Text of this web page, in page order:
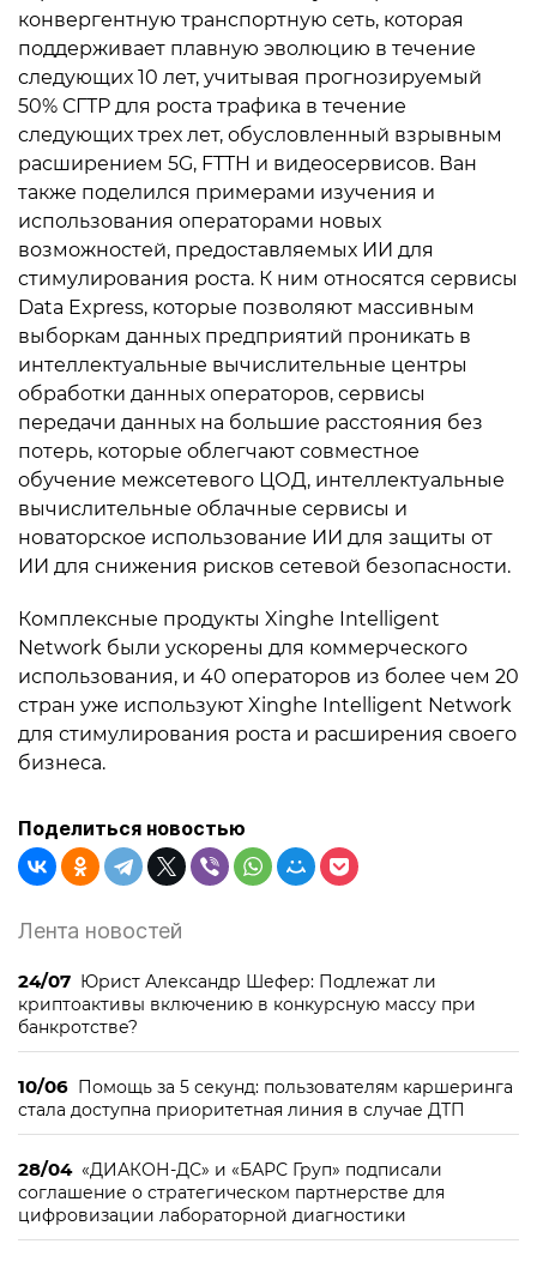
конвергентную транспортную сеть, которая
поддерживает плавную эволюцию в течение
следующих 10 лет, учитывая прогнозируемый
50% СГТР для роста трафика в течение
следующих трех лет, обусловленный взрывным
расширением 5G, FTTH и видеосервисов. Ван
также поделился примерами изучения и
использования операторами новых
возможностей, предоставляемых ИИ для
стимулирования роста. К ним относятся сервисы
Data Express, которые позволяют массивным
выборкам данных предприятий проникать в
интеллектуальные вычислительные центры
обработки данных операторов, сервисы
передачи данных на большие расстояния без
потерь, которые облегчают совместное
обучение межсетевого ЦОД, интеллектуальные
вычислительные облачные сервисы и
новаторское использование ИИ для защиты от
ИИ для снижения рисков сетевой безопасности.
Комплексные продукты Xinghe Intelligent
Network были ускорены для коммерческого
использования, и 40 операторов из более чем 20
стран уже используют Xinghe Intelligent Network
для стимулирования роста и расширения своего
бизнеса.
Поделиться новостью
Лента новостей
24/07 Юрист Александр Шефер: Подлежат ли
криптоактивы включению в конкурсную массу при
банкротстве?
10/06 Помощь за 5 секунд: пользователям каршеринга
стала доступна приоритетная линия в случае ДТП
28/04 «ДИАКОН-ДС» и «БАРС Груп» подписали
соглашение о стратегическом партнерстве для
цифровизации лабораторной диагностики